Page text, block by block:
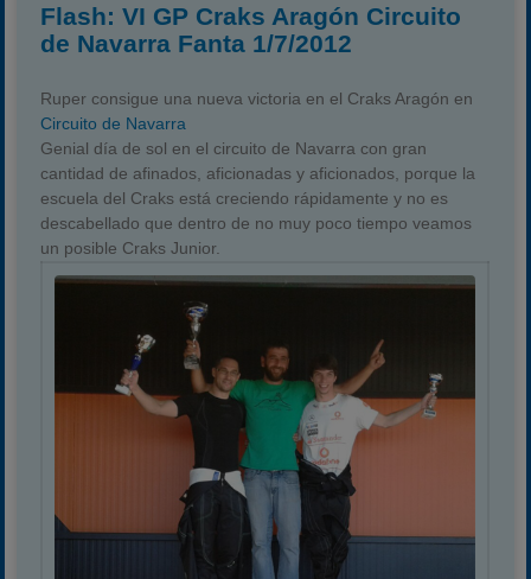
Flash: VI GP Craks Aragón Circuito
de Navarra Fanta 1/7/2012
Ruper consigue una nueva victoria en el Craks Aragón en
Circuito de Navarra
Genial día de sol en el circuito de Navarra con gran
cantidad de afinados, aficionadas y aficionados, porque la
escuela del Craks está creciendo rápidamente y no es
descabellado que dentro de no muy poco tiempo veamos
un posible Craks Junior.